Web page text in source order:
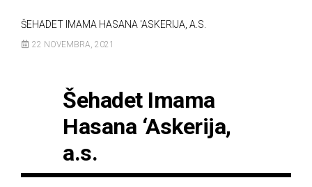
ŠEHADET IMAMA HASANA 'ASKERIJA, A.S.
22 NOVEMBRA, 2021
Šehadet Imama
Hasana ‘Askerija,
a.s.